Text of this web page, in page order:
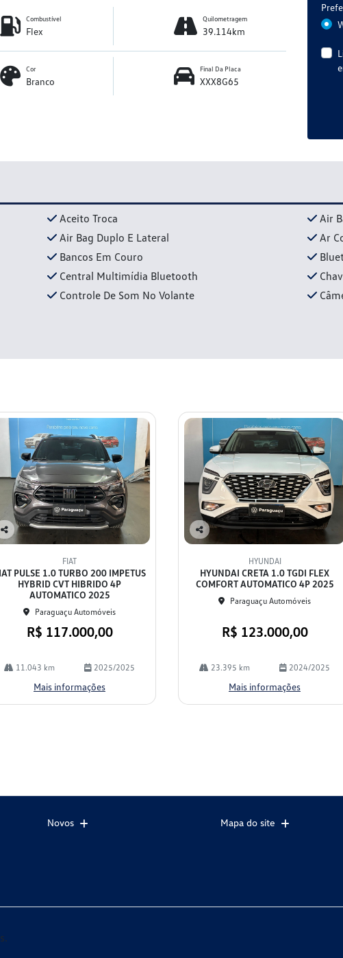
Combustível
Flex
Quilometragem
39.114km
Cor
Branco
Final Da Placa
XXX8G65
Aceito Troca
Air
Air Bag Duplo E Lateral
Ar
Bancos Em Couro
Central Multimídia Bluetooth
Controle De Som No Volante
Co
lhe
FIAT
PULSE 1.0 TURBO 200 IMPETUS
HYBRID CVT HIBRIDO 4P
AUTOMATICO 2025
Paraguaçu Automóveis
R$ 117.000,00
11.043 km 2025/2025
Mais informações
Co
lhe
HYUNDAI
HYUNDAI CRETA 1.0 TGDI FLEX
COMFORT AUTOMATICO 4P 2025
Paraguaçu Automóveis
R$ 123.000,00
23.395 km 2024/2025
Mais informações
Novos Mapa do site